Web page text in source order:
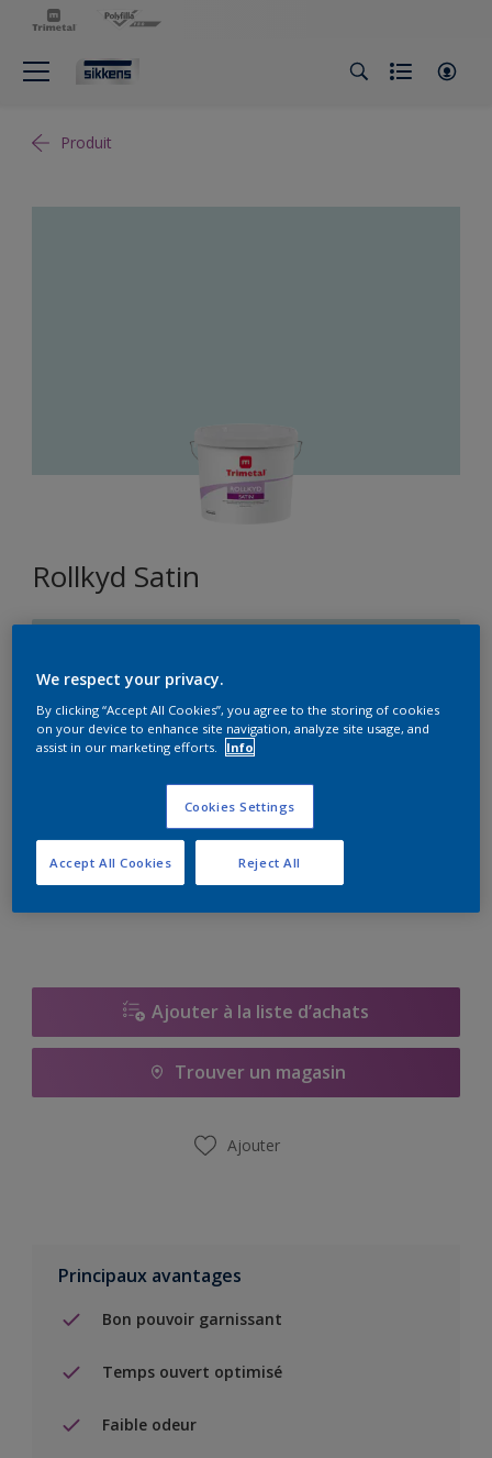
Produit
Rollkyd Satin
Format
Ajouter à la liste d’achats
Trouver un magasin
Ajouter
Principaux avantages
Bon pouvoir garnissant
Temps ouvert optimisé
Faible odeur
We respect your privacy.
By clicking “Accept All Cookies”, you agree to the storing of cookies
on your device to enhance site navigation, analyze site usage, and
assist in our marketing efforts.
Info
Cookies Settings
Reject All
Accept All Cookies